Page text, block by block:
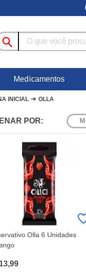
Medicamentos
INICIAL ➜ OLLA
POR:
Olla 6 Unidades